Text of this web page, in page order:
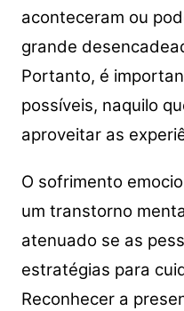
aconteceram ou
grande
Portanto, é
possíveis, naquilo
aproveitar as
O sofrimento
um transtorno
atenuado se as
estratégias para
Reconhecer a